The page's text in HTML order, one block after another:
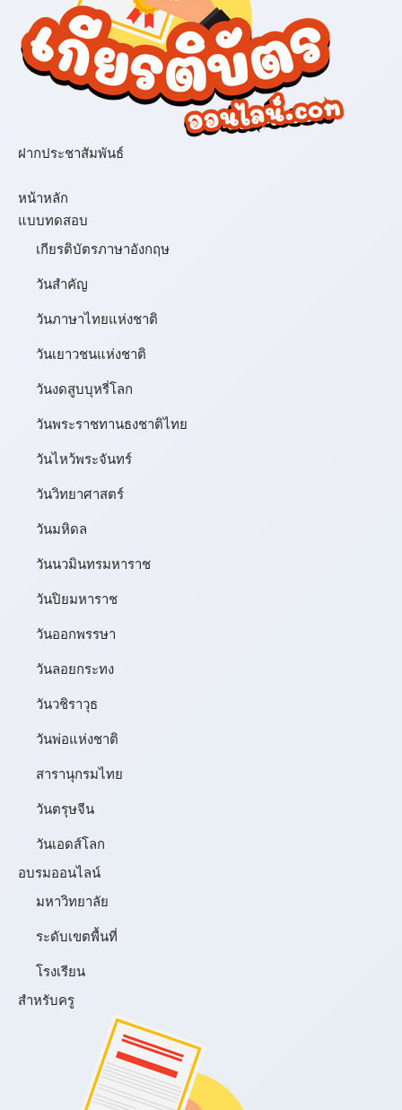
ฝากประชาสัมพันธ์
หน้าหลัก
แบบทดสอบ
เกียรติบัตรภาษาอังกฤษ
วันสำคัญ
วันภาษาไทยแห่งชาติ
วันเยาวชนแห่งชาติ
วันงดสูบบุหรี่โลก
วันพระราชทานธงชาติไทย
วันไหว้พระจันทร์​
วันวิทยาศาสตร์
วันมหิดล
วันนวมินทรมหาราช
วันปิยมหาราช
วันออกพรรษา
วันลอยกระทง
วันวชิราวุธ
วันพ่อแห่งชาติ
สารานุกรมไทย
วันตรุษจีน
วันเอดส์โลก
อบรมออนไลน์
มหาวิทยาลัย
ระดับเขตพื้นที่
โรงเรียน
สำหรับครู